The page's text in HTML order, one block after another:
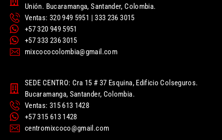
Unión. Bucaramanga, Santander, Colombia.
Ventas: 320 949 5951 | 333 236 3015
+57 320 949 5951
+57 333 236 3015
mixcococolombia@gmail.com
SEDE CENTRO: Cra 15 # 37 Esquina, Edificio Colseguros.
Bucaramanga, Santander, Colombia.
Ventas: 315 613 1428
+57 315 613 1428
centromixcoco@gmail.com